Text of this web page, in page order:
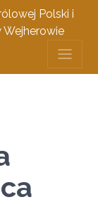
Polski i
Wejherowie